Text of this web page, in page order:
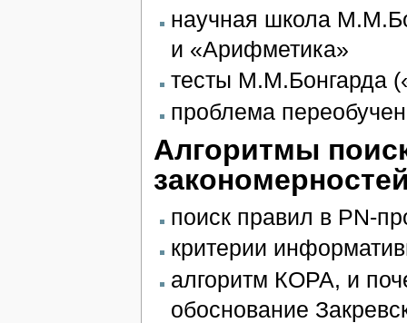
научная школа
и «Арифметика»
тесты М.М.Бонгарда
проблема
Алгоритмы
поиск правил в PN-
критерии
алгоритм КОРА, и
обоснование